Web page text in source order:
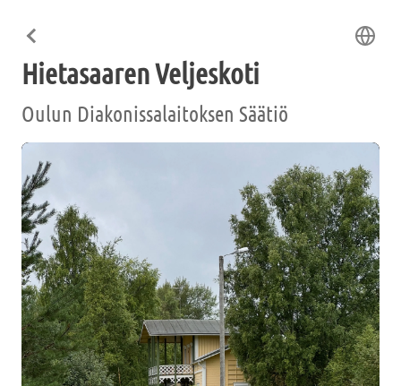
Hietasaaren Veljeskoti
Oulun Diakonissalaitoksen Säätiö